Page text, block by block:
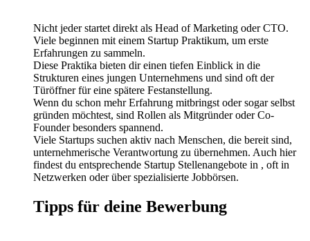
Nicht jeder startet direkt als Head of Marketing oder CTO.
Viele beginnen mit einem Startup Praktikum, um erste
Erfahrungen zu sammeln.
Diese Praktika bieten dir einen tiefen Einblick in die
Strukturen eines jungen Unternehmens und sind oft der
Türöffner für eine spätere Festanstellung.
Wenn du schon mehr Erfahrung mitbringst oder sogar selbst
gründen möchtest, sind Rollen als Mitgründer oder Co-
Founder besonders spannend.
Viele Startups suchen aktiv nach Menschen, die bereit sind,
unternehmerische Verantwortung zu übernehmen. Auch hier
findest du entsprechende Startup Stellenangebote in , oft in
Netzwerken oder über spezialisierte Jobbörsen.
Tipps für deine Bewerbung